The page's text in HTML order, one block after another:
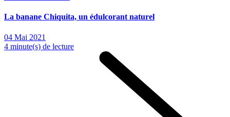
La banane Chiquita, un édulcorant naturel
04 Mai 2021
4 minute(s) de lecture